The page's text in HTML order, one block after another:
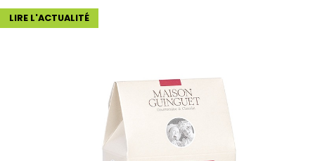
LIRE L'ACTUALITÉ